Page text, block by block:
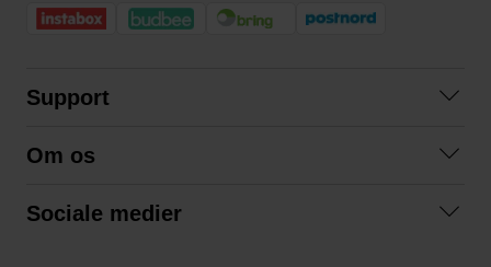
Support
Betingelser
Om os
Sociale medier